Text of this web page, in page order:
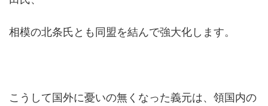
相模の北条氏とも同盟を結んで強大化します。
こうして国外に憂いの無くなった義元は、領国内の